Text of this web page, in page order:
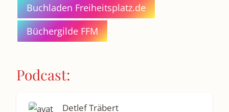
Buchladen Freiheitsplatz.de
Büchergilde FFM
Podcast:
Detlef Träbert